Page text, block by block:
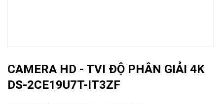
CAMERA HD - TVI ĐỘ PHÂN GIẢI 4K
DS-2CE19U7T-IT3ZF